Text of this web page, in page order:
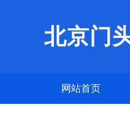
北京门
网站首页